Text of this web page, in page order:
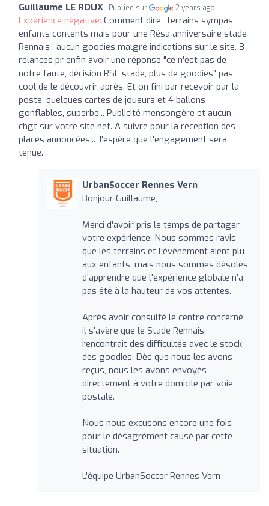
Guillaume LE ROUX Publiée sur 2 years ago
Expérience négative: Comment dire. Terrains sympas,
enfants contents mais pour une Résa anniversaire stade
Rennais : aucun goodies malgré indications sur le site, 3
relances pr enfin avoir une réponse "ce n'est pas de
notre faute, décision RSE stade, plus de goodies" pas
cool de le découvrir après. Et on fini par recevoir par la
poste, quelques cartes de joueurs et 4 ballons
gonflables, superbe... Publicité mensongère et aucun
chgt sur votre site net. A suivre pour la réception des
places annoncées... J'espère que l'engagement sera
tenue.
UrbanSoccer Rennes Vern
Bonjour Guillaume,
Merci d'avoir pris le temps de partager
votre expérience. Nous sommes ravis
que les terrains et l'événement aient plu
aux enfants, mais nous sommes désolés
d'apprendre que l'expérience globale n'a
pas été à la hauteur de vos attentes.
Après avoir consulté le centre concerné,
il s'avère que le Stade Rennais
rencontrait des difficultés avec le stock
des goodies. Dès que nous les avons
reçus, nous les avons envoyés
directement à votre domicile par voie
postale.
Nous nous excusons encore une fois
pour le désagrément causé par cette
situation.
L'équipe UrbanSoccer Rennes Vern